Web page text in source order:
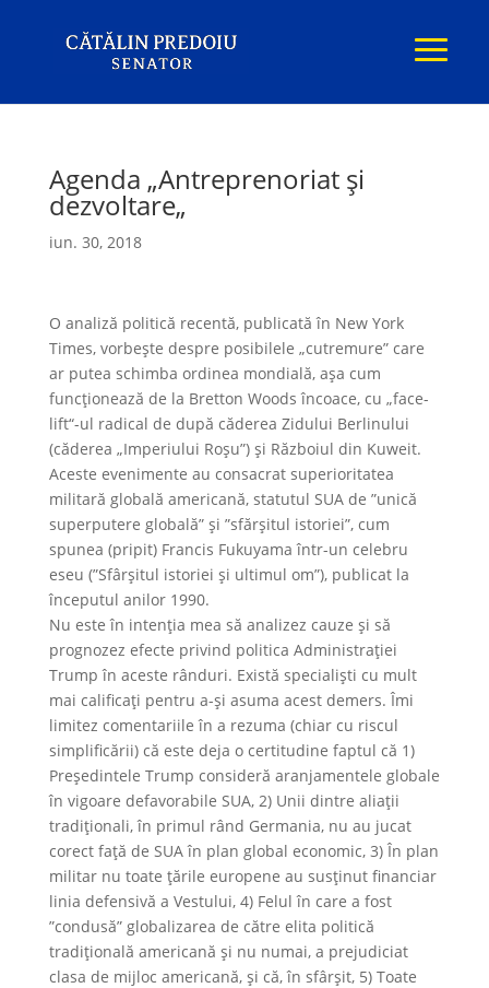
Agenda „Antreprenoriat şi
dezvoltare„
iun. 30, 2018
O analiză politică recentă, publicată în New York
Times, vorbeşte despre posibilele „cutremure” care
ar putea schimba ordinea mondială, aşa cum
funcţionează de la Bretton Woods încoace, cu „face-
lift“-ul radical de după căderea Zidului Berlinului
(căderea „Imperiului Roşu”) şi Războiul din Kuweit.
Aceste evenimente au consacrat superioritatea
militară globală americană, statutul SUA de ”unică
superputere globală” şi ”sfărşitul istoriei”, cum
spunea (pripit) Francis Fukuyama într-un celebru
eseu (”Sfârşitul istoriei şi ultimul om”), publicat la
începutul anilor 1990.
Nu este în intenţia mea să analizez cauze şi să
prognozez efecte privind politica Administraţiei
Trump în aceste rânduri. Există specialişti cu mult
mai calificaţi pentru a-şi asuma acest demers. Îmi
limitez comentariile în a rezuma (chiar cu riscul
simplificării) că este deja o certitudine faptul că 1)
Preşedintele Trump consideră aranjamentele globale
în vigoare defavorabile SUA, 2) Unii dintre aliaţii
tradiţionali, în primul rând Germania, nu au jucat
corect faţă de SUA în plan global economic, 3) În plan
militar nu toate ţările europene au susţinut financiar
linia defensivă a Vestului, 4) Felul în care a fost
”condusă” globalizarea de către elita politică
tradiţională americană şi nu numai, a prejudiciat
clasa de mijloc americană, şi că, în sfârşit, 5) Toate